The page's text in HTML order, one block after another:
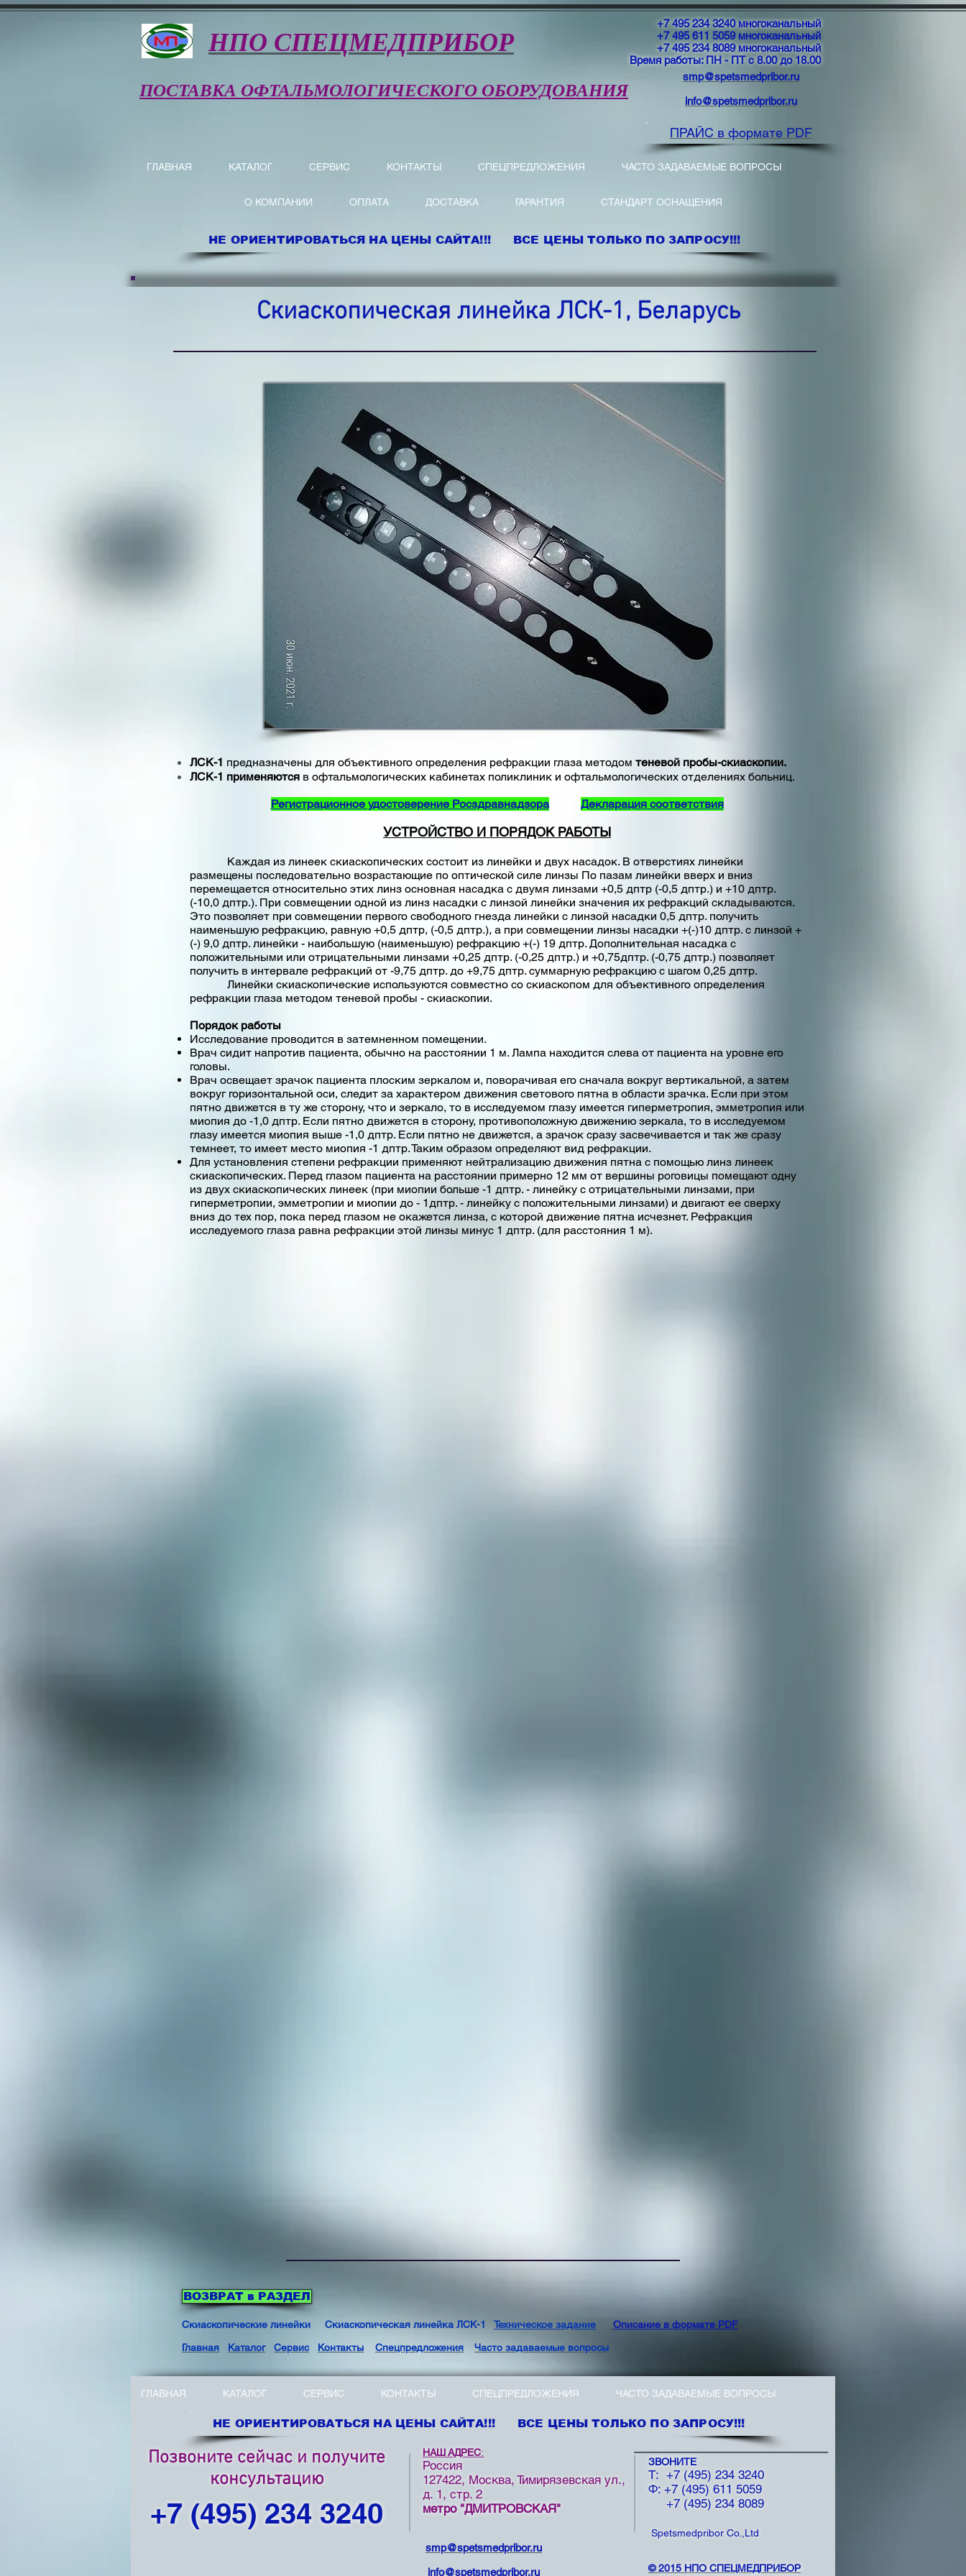
НПО СПЕЦМЕДПРИБОР
+7 495 234 3240 многоканальный
+7 495 611 5059 многоканальный
+7 495 234 8089 многоканальный
Время работы: ПН - ПТ с 8.00 до 18.00
ПОСТАВКА ОФТАЛЬМОЛОГИЧЕСКОГО ОБОРУДОВАНИЯ
smp@spetsmedpribor.ru
info@spetsmedpribor.ru
ПРАЙС в формате PDF
ГЛАВНАЯ КАТАЛОГ СЕРВИС КОНТАКТЫ СПЕЦПРЕДЛОЖЕНИЯ ЧАСТО ЗАДАВАЕМЫЕ ВОПРОСЫ
О КОМПАНИИ ОПЛАТА ДОСТАВКА ГАРАНТИЯ СТАНДАРТ ОСНАЩЕНИЯ
НЕ ОРИЕНТИРОВАТЬСЯ НА ЦЕНЫ САЙТА!!! ВСЕ ЦЕНЫ ТОЛЬКО ПО ЗАПРОСУ!!!
Скиаскопическая линейка ЛСК-1, Беларусь
ЛСK-1 предназначены для объективного определения рефракции глаза методом теневой пробы-скиаскопии.
ЛСК-1 применяются в офтальмологических кабинетах поликлиник и офтальмологических отделениях больниц.
Регистрационное удостоверение Росздравнадзора
Декларация соответствия
УСТРОЙСТВО И ПОРЯДОК РАБОТЫ
Каждая из линеек скиаскопических состоит из линейки и двух насадок. В отверстиях линейки
размещены последовательно возрастающие по оптической силе линзы По пазам линейки вверх и вниз
перемещается относительно этих линз основная насадка с двумя линзами +0,5 дптр (-0,5 дптр.) и +10 дптр.
(-10,0 дптр.). При совмещении одной из линз насадки с линзой линейки значения их рефракций складываются.
Это позволяет при совмещении первого свободного гнезда линейки с линзой насадки 0,5 дптр. получить
наименьшую рефракцию, равную +0,5 дптр, (-0,5 дптр.), а при совмещении линзы насадки +(-)10 дптр. с линзой +
(-) 9,0 дптр. линейки - наибольшую (наименьшую) рефракцию +(-) 19 дптр. Дополнительная насадка с
положительными или отрицательными линзами +0,25 дптр. (-0,25 дптр.) и +0,75дптр. (-0,75 дптр.) позволяет
получить в интервале рефракций от -9,75 дптр. до +9,75 дптр. суммарную рефракцию с шагом 0,25 дптр.
Линейки скиаскопические используются совместно со скиаскопом для объективного определения
рефракции глаза методом теневой пробы - скиаскопии.
Порядок работы
Исследование проводится в затемненном помещении.
Врач сидит напротив пациента, обычно на расстоянии 1 м. Лампа находится слева от пациента на уровне его
головы.
Врач освещает зрачок пациента плоским зеркалом и, поворачивая его сначала вокруг вертикальной, а затем
вокруг горизонтальной оси, следит за характером движения светового пятна в области зрачка. Если при этом
пятно движется в ту же сторону, что и зеркало, то в исследуемом глазу имеется гиперметропия, эмметропия или
миопия до -1,0 дптр. Если пятно движется в сторону, противоположную движению зеркала, то в исследуемом
глазу имеется миопия выше -1,0 дптр. Если пятно не движется, а зрачок сразу засвечивается и так же сразу
темнеет, то имеет место миопия -1 дптр. Таким образом определяют вид рефракции.
Для установления степени рефракции применяют нейтрализацию движения пятна с помощью линз линеек
скиаскопических. Перед глазом пациента на расстоянии примерно 12 мм от вершины роговицы помещают одну
из двух скиаскопических линеек (при миопии больше -1 дптр. - линейку с отрицательными линзами, при
гиперметропии, эмметропии и миопии до - 1дптр. - линейку с положительными линзами) и двигают ее сверху
вниз до тех пор, пока перед глазом не окажется линза, с которой движение пятна исчезнет. Рефракция
исследуемого глаза равна рефракции этой линзы минус 1 дптр. (для расстояния 1 м).
ВОЗВРАТ в РАЗДЕЛ
Скиаскопические линейки Скиаскопическая линейка ЛСК-1 Техническое задание
Описание в формате PDF
Главная
Каталог Сервис Контакты Спецпредложения Часто задаваемые вопросы
ГЛАВНАЯ КАТАЛОГ СЕРВИС КОНТАКТЫ СПЕЦПРЕДЛОЖЕНИЯ ЧАСТО ЗАДАВАЕМЫЕ ВОПРОСЫ
НЕ ОРИЕНТИРОВАТЬСЯ НА ЦЕНЫ САЙТА!!! ВСЕ ЦЕНЫ ТОЛЬКО ПО ЗАПРОСУ!!!
Позвоните сейчас и получите
консультацию
+7 (495) 234 3240
НАШ АДРЕС:
Россия
127422, Москва, Тимирязевская ул.,
д. 1, стр. 2
метро "ДМИТРОВСКАЯ"
ЗВОНИТЕ
T: +7 (495) 234 3240
Ф: +7 (495) 611 5059
+7 (495) 234 8089
Spetsmedpribor Co.,Ltd
smp@spetsmedpribor.ru
info@spetsmedpribor.ru
©2015 НПО СПЕЦМЕДПРИБОР